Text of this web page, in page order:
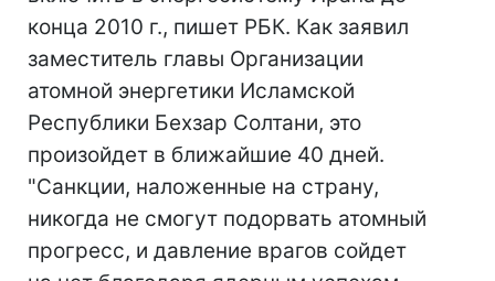
конца 2010 г., пишет РБК. Как заявил
заместитель главы Организации
атомной энергетики Исламской
Республики Бехзар Солтани, это
произойдет в ближайшие 40 дней.
"Санкции, наложенные на страну,
никогда не смогут подорвать атомный
прогресс, и давление врагов сойдет